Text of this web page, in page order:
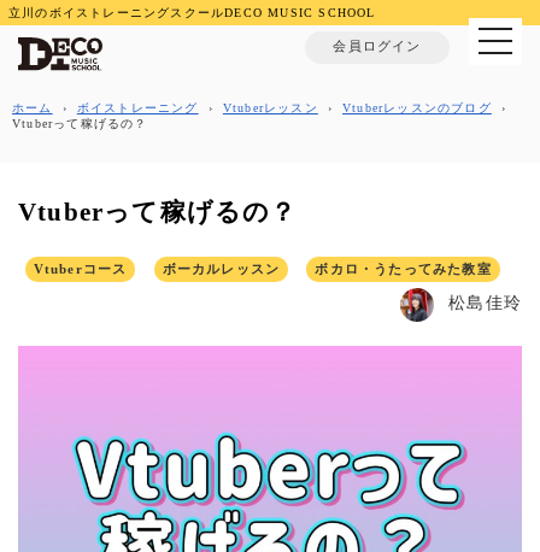
立川のボイストレーニングスクールDECO MUSIC SCHOOL
会員ログイン
MENU
ホーム › ボイストレーニング › Vtuberレッスン › Vtuberレッスンのブログ
›
Vtuberって稼げるの？
Vtuberって稼げるの？
Vtuberコース ボーカルレッスン ボカロ・うたってみた教室
松島佳玲